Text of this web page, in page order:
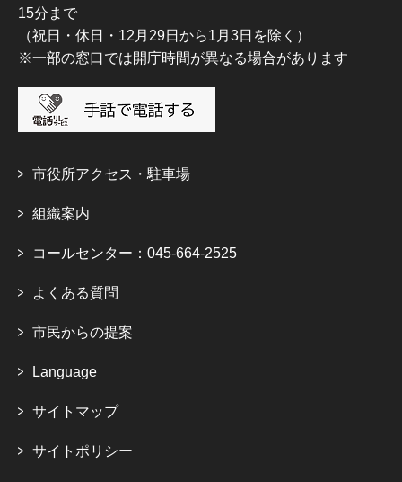
15分まで
（祝日・休日・12月29日から1月3日を除く）
※一部の窓口では開庁時間が異なる場合があります
市役所アクセス・駐車場
組織案内
コールセンター：045-664-2525
よくある質問
市民からの提案
Language
サイトマップ
サイトポリシー